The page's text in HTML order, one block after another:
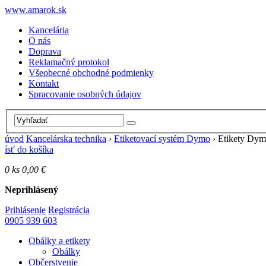
www.amarok.sk
Kancelária
O nás
Doprava
Reklamačný protokol
Všeobecné obchodné podmienky
Kontakt
Spracovanie osobných údajov
úvod Kancelárska technika › Etiketovací systém Dymo › Etikety
ísť do košíka
0 ks 0,00 €
Neprihlásený
Prihlásenie Registrácia
0905 939 603
Obálky a etikety
Obálky
Občerstvenie